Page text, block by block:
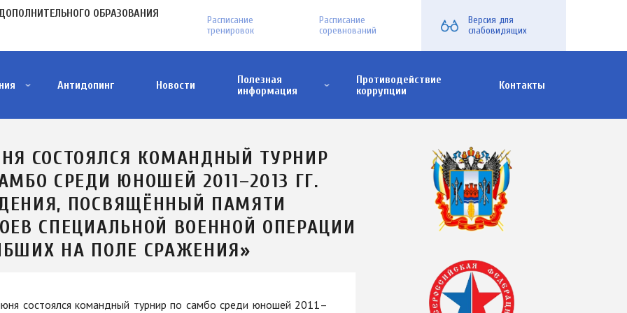
ОБРАЗОВАНИЯ
Расписание
тренировок
Расписание
соревнований
Версия для
слабовидящих
Антидопинг Новости
Полезная
информация
Противодействие
коррупции
Контакты
СОСТОЯЛСЯ КОМАНДНЫЙ ТУРНИР
СРЕДИ ЮНОШЕЙ 2011–2013 ГГ.
ПОСВЯЩЁННЫЙ ПАМЯТИ
СПЕЦИАЛЬНОЙ ВОЕННОЙ ОПЕРАЦИИ
НА ПОЛЕ СРАЖЕНИЯ»
состоялся командный турнир по самбо среди юношей 2011–